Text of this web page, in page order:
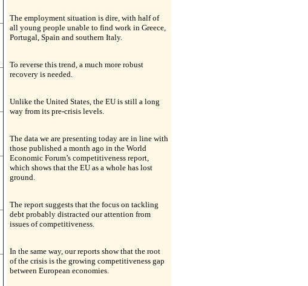
The employment situation is dire, with half of
all young people unable to find work in Greece,
Portugal, Spain and southern Italy.
To reverse this trend, a much more robust
recovery is needed.
Unlike the United States, the EU is still a long
way from its pre-crisis levels.
The data we are presenting today are in line with
those published a month ago in the World
Economic Forum’s competitiveness report,
which shows that the EU as a whole has lost
ground.
The report suggests that the focus on tackling
debt probably distracted our attention from
issues of competitiveness.
In the same way, our reports show that the root
of the crisis is the growing competitiveness gap
between European economies.